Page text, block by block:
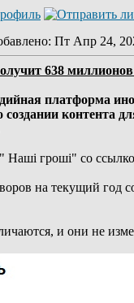
: Пт Апр 24,
638
платформа
создании контента
гроші" со
на текущий год
и они не